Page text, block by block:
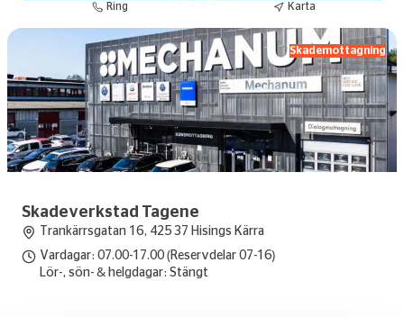
Ring Karta
Skademottagning
Skadeverkstad Tagene
Trankärrsgatan 16, 425 37 Hisings Kärra
Vardagar: 07.00-17.00 (Reservdelar 07-16)
Lör-, sön- & helgdagar: Stängt